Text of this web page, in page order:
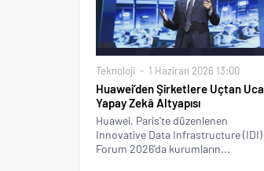
Teknoloji 1 Haziran 2026 13:00
Huawei’den Şirketlere Uçtan Uca
Yapay Zekâ Altyapısı
Huawei, Paris'te düzenlenen
Innovative Data Infrastructure (IDI)
Forum 2026'da kurumların...